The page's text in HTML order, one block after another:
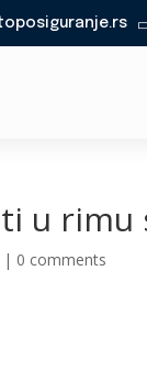
u rimu
| 0 comments